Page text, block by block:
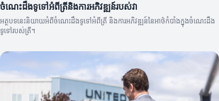
ចំណេះដឹងទូទៅអំពីត្រីនិងការអភិវឌ្ឍន៍របស់វា
អត្ថបទនេះនិយាយអំពីចំណេះដឹងទូទៅអំពីត្រី និងការអភិវឌ្ឍន៍នៃអាថ៌កំបាំងក្នុងចំណេះដឹង
ទូទៅរបស់ត្រី។